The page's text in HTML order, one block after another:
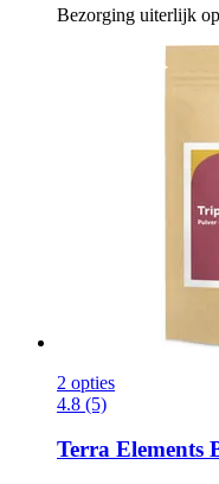
Bezorging uiterlijk
2 opties
4.8 (5)
Terra Elements